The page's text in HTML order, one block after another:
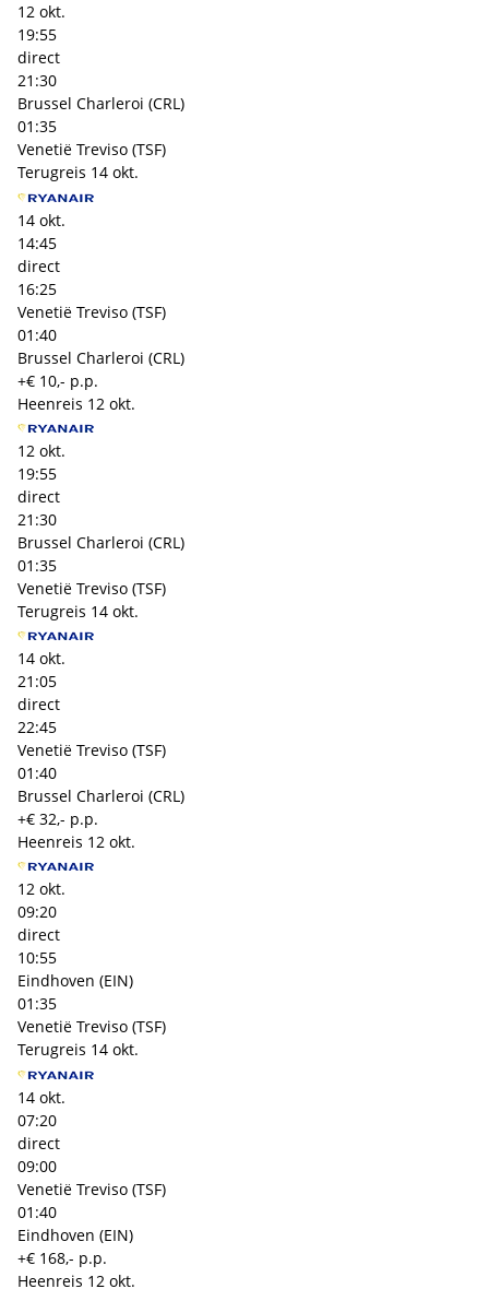
12 okt.
19:55
direct
21:30
Brussel Charleroi (CRL)
01:35
Venetië Treviso (TSF)
Terugreis 14 okt.
14 okt.
14:45
direct
16:25
Venetië Treviso (TSF)
01:40
Brussel Charleroi (CRL)
+€ 10,- p.p.
Heenreis 12 okt.
12 okt.
19:55
direct
21:30
Brussel Charleroi (CRL)
01:35
Venetië Treviso (TSF)
Terugreis 14 okt.
14 okt.
21:05
direct
22:45
Venetië Treviso (TSF)
01:40
Brussel Charleroi (CRL)
+€ 32,- p.p.
Heenreis 12 okt.
12 okt.
09:20
direct
10:55
Eindhoven (EIN)
01:35
Venetië Treviso (TSF)
Terugreis 14 okt.
14 okt.
07:20
direct
09:00
Venetië Treviso (TSF)
01:40
Eindhoven (EIN)
+€ 168,- p.p.
Heenreis 12 okt.